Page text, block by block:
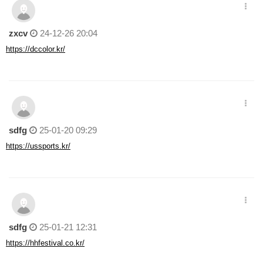
zxcv 24-12-26 20:04
https://dccolor.kr/
sdfg 25-01-20 09:29
https://ussports.kr/
sdfg 25-01-21 12:31
https://hhfestival.co.kr/